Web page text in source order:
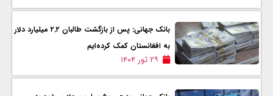
بانک جهانی: پس از بازگشت طالبان ۲.۲ میلیارد دلار
به افغانستان کمک کرده‌ایم
۲۹ ثور ۱۴۰۴